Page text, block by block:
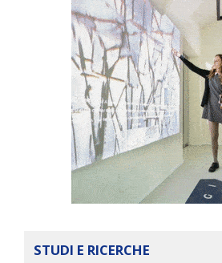
STUDI E RICERCHE